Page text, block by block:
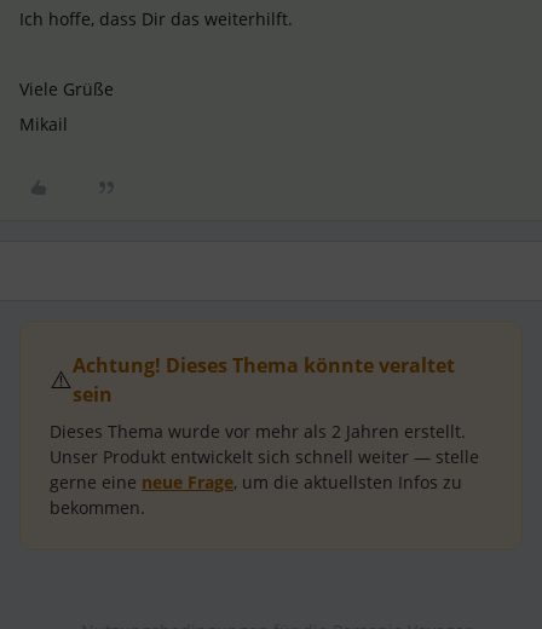
Ich hoffe, dass Dir das weiterhilft.
Viele Grüße
Mikail
⚠️Achtung! Dieses Thema könnte veraltet
sein
Dieses Thema wurde vor mehr als 2 Jahren erstellt.
Unser Produkt entwickelt sich schnell weiter — stelle
gerne eine neue Frage, um die aktuellsten Infos zu
bekommen.